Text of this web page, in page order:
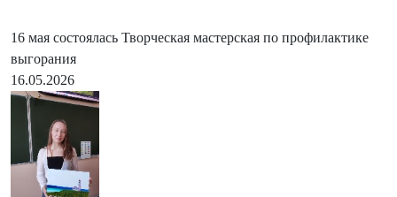
16 мая состоялась Творческая мастерская по профилактике
выгорания
16.05.2026